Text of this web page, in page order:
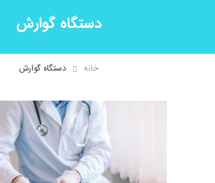
دستگاه گوارش
خانه دستگاه گوارش